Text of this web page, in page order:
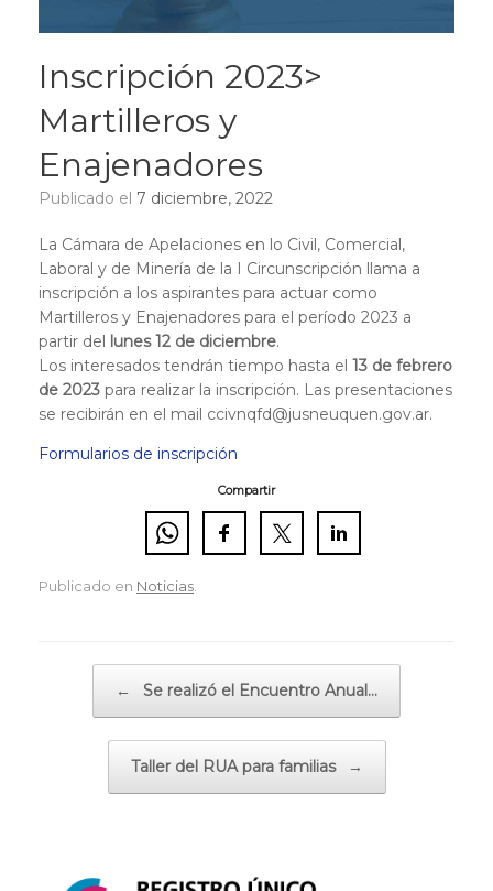
Inscripción 2023>
Martilleros y
Enajenadores
Publicado el 7 diciembre, 2022
La Cámara de Apelaciones en lo Civil, Comercial,
Laboral y de Minería de la I Circunscripción llama a
inscripción a los aspirantes para actuar como
Martilleros y Enajenadores para el período 2023 a
partir del lunes 12 de diciembre.
Los interesados tendrán tiempo hasta el 13 de febrero
de 2023 para realizar la inscripción. Las presentaciones
se recibirán en el mail ccivnqfd@jusneuquen.gov.ar.
Formularios de inscripción
Compartir
Publicado en Noticias
← Se realizó el Encuentro Anual…
Taller del RUA para familias →